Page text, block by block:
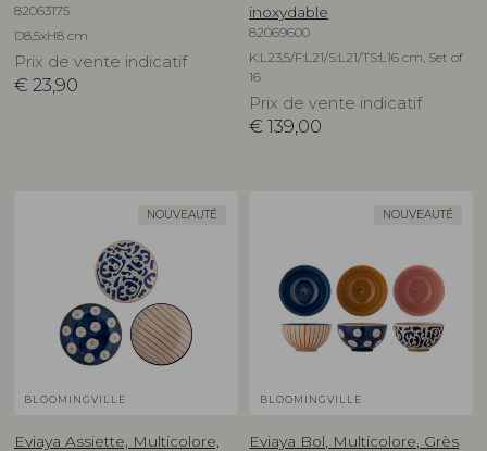
82063175
D8,5xH8 cm
Prix de vente indicatif
€ 23,90
inoxydable
82069600
K:L23,5/F:L21/S:L21/TS:L16 cm, Set of
16
Prix de vente indicatif
€ 139,00
NOUVEAUTÉ
BLOOMINGVILLE
Eviaya Assiette, Multicolore,
NOUVEAUTÉ
BLOOMINGVILLE
Eviaya Bol, Multicolore, Grès